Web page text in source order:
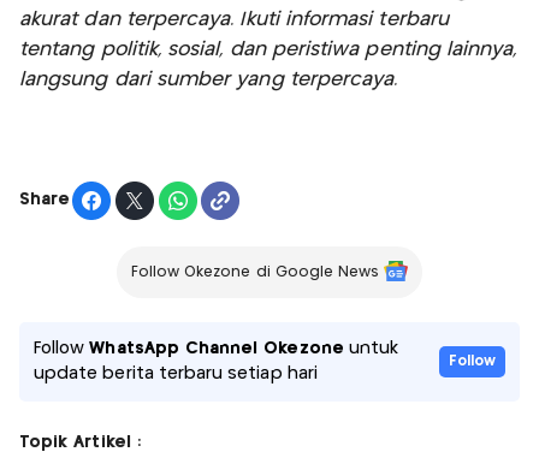
akurat dan terpercaya. Ikuti informasi terbaru
tentang politik, sosial, dan peristiwa penting lainnya,
langsung dari sumber yang terpercaya.
Share
Follow Okezone di Google News
FollowWhatsApp Channel Okezone untuk
update berita terbaru setiap hari
Follow
Topik Artikel :